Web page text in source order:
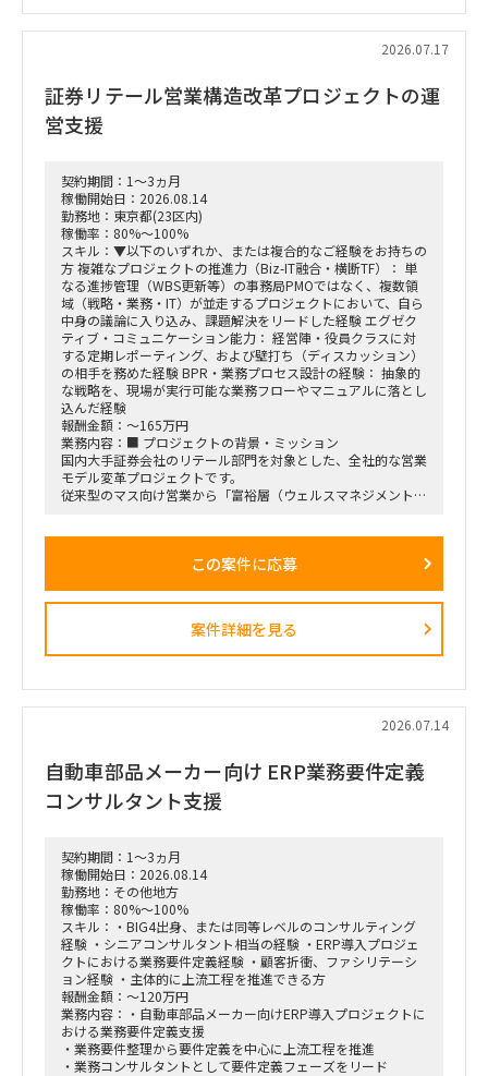
クライアントの要望に応じた技術的な要件定義、および仕様設
（PM/PL補助業務）
働き方：要相談（リモートワーク中心を想定）
2026.07.17
証券リテール営業構造改革プロジェクトの運
営支援
契約期間：1～3ヵ月
稼働開始日：2026.08.14
勤務地：東京都(23区内)
稼働率：80%～100%
スキル：▼以下のいずれか、または複合的なご経験をお持ちの
方 複雑なプロジェクトの推進力（Biz-IT融合・横断TF）： 単
なる進捗管理（WBS更新等）の事務局PMOではなく、複数領
域（戦略・業務・IT）が並走するプロジェクトにおいて、自ら
中身の議論に入り込み、課題解決をリードした経験 エグゼク
ティブ・コミュニケーション能力： 経営陣・役員クラスに対
する定期レポーティング、および壁打ち（ディスカッション）
の相手を務めた経験 BPR・業務プロセス設計の経験： 抽象的
な戦略を、現場が実行可能な業務フローやマニュアルに落とし
込んだ経験
報酬金額：～165万円
業務内容：■ プロジェクトの背景・ミッション
国内大手証券会社のリテール部門を対象とした、全社的な営業
モデル変革プロジェクトです。
従来型のマス向け営業から「富裕層（ウェルスマネジメント）
戦略ファームが描いた絵に留まらず、組織再編、営業プロセス
動変容までを一気通貫で実現することが本プロジェクトの最大
■ 担当いただくポジション・役割
身の企画検討」
単なる進捗管理（事務局型PMO）ではなく、ビジネスと
IT（AI）の両面から中身の議論に入り込み、プロジェクトを実
■ 具体的な業務内容
富裕層向けセグメント戦略、KPI設計、新営業モデル設計など
経営・役員クラスに対する定期的なレポーティングおよび直接
のディスカッション（壁打ち）への参画。
「バディAI」「AIロープレ」「ダッシュボード」等の最先端ツ
ールの要件定義から、それを現場の営業員にどう使わせるか
（行動変容設計）までの定着化支援。
支店長やトップ営業経験を持つクライアント（証券会社側）の
コアメンバーとタッグを組み、現場のリアルな知見を取り込み
ながら実効性の高い設計を行います。
この案件に応募
案件詳細を見る
2026.07.14
自動車部品メーカー向け ERP業務要件定義
コンサルタント支援
契約期間：1～3ヵ月
稼働開始日：2026.08.14
勤務地：その他地方
稼働率：80%～100%
スキル：・BIG4出身、または同等レベルのコンサルティング
経験 ・シニアコンサルタント相当の経験 ・ERP導入プロジェ
クトにおける業務要件定義経験 ・顧客折衝、ファシリテーシ
ョン経験 ・主体的に上流工程を推進できる方
報酬金額：～120万円
業務内容：・自動車部品メーカー向けERP導入プロジェクトに
おける業務要件定義支援
・業務要件整理から要件定義を中心に上流工程を推進
・業務コンサルタントとして要件定義フェーズをリード